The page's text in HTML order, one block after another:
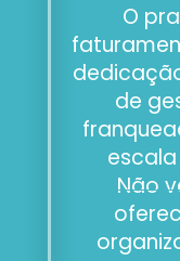
O
de
Não